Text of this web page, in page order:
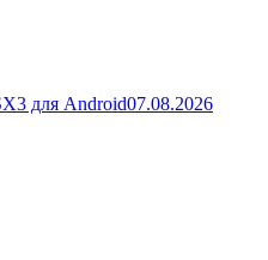
для Android07.08.2026